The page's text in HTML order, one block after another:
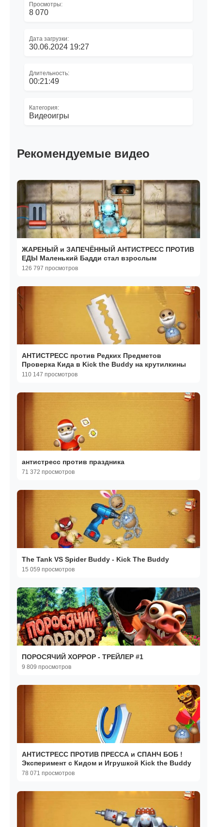
Просмотры:
8 070
Дата загрузки:
30.06.2024 19:27
Длительность:
00:21:49
Категория:
Видеоигры
Рекомендуемые видео
ЖАРЕНЫЙ и ЗАПЕЧЁННЫЙ АНТИСТРЕСС ПРОТИВ
ЕДЫ Маленький Бадди стал взрослым
126 797 просмотров
АНТИСТРЕСС против Редких Предметов
Проверка Кида в Kick the Buddy на крутилкины
110 147 просмотров
антистресс против праздника
71 372 просмотров
The Tank VS Spider Buddy - Kick The Buddy
15 059 просмотров
ПОРОСЯЧИЙ ХОРРОР - ТРЕЙЛЕР #1
9 809 просмотров
АНТИСТРЕСС ПРОТИВ ПРЕССА и СПАНЧ БОБ !
Эксперимент с Кидом и Игрушкой Kick the Buddy
78 071 просмотров